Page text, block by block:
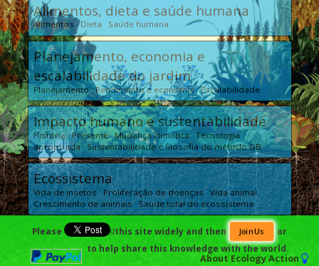
Alimentos, dieta e saúde humana
Alimentos Dieta Saúde humana
Planejamento, economia e
escalabilidade do jardim
Planejamento Rendimento e economia Escalabilidade
Impacto humano e sustentabilidade
História Presente Mudança climática Tecnologia
apropriada Sustentabilidade e filosofia do método GB
Ecossistema
Vida de insetos Proliferação de doenças Vida animal
Crescimento de animais Saúde total do ecossistema
Please ￼this site widely and then Join Us
or
to help share this knowledge with the world.
About Ecology Action